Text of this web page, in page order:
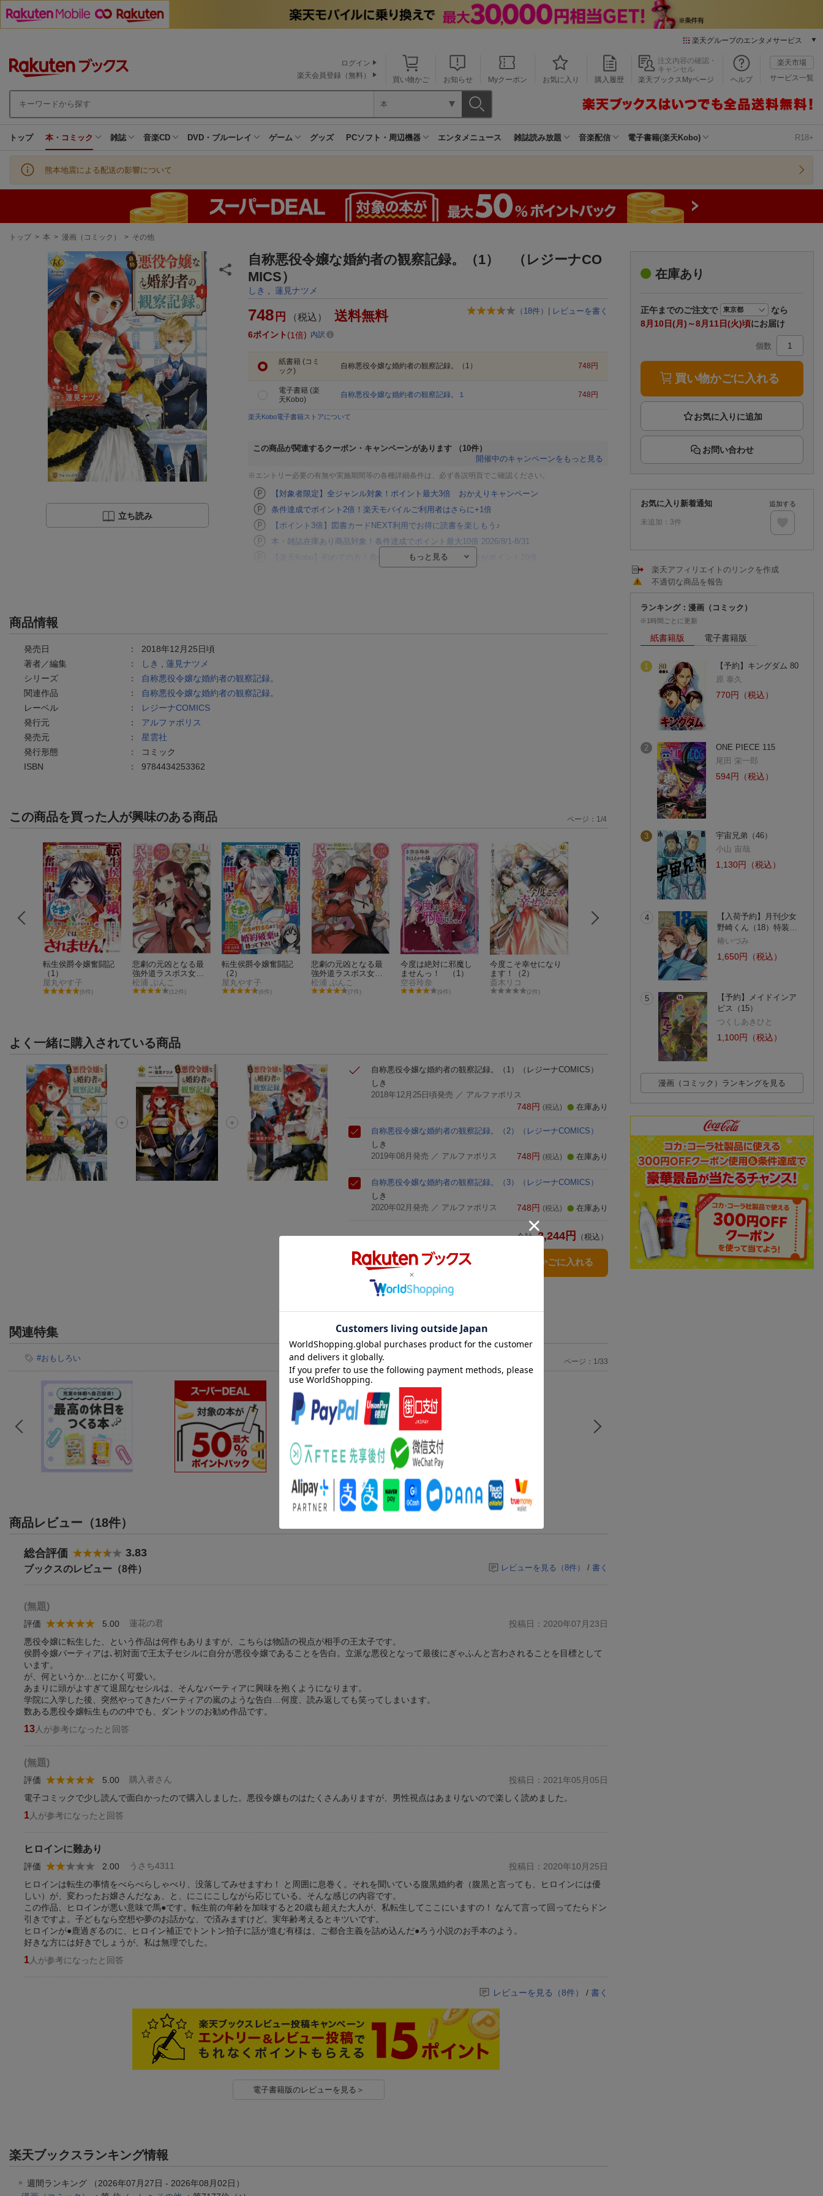
楽天グループのエンタメサービス
本/ゲーム/CD/DVD
楽天ブックス
楽天Kobo
エンタメニュース
推し楽
買い物かご お知らせ Myクーポン お気に入り 購入履歴
注文内容の確認・
キャンセル
楽天ブックスMyページ
ヘルプ
楽天市場
サービス一覧
ログイン
楽天会員登録（無料）
本
トップ 本・コミック 雑誌 音楽CD DVD・ブルーレイ ゲーム グッズ PCソフト・周辺機器 エンタメニュース 雑誌読み放題 音楽配信 電子書籍(楽天Kobo) R18+
熊本地震による配送の影響について
現
トップ > 本 > 漫画（コミック） > その他
立ち読み
自称悪役令嬢な婚約者の観察記録。（1） （レジーナCO
MICS）
しき 蓮見ナツメ
（ 18件） | レビューを書く
748 円 （税込） 送料無料
6ポイント 1倍 内訳
紙書籍 (コミ
ック)
自称悪役令嬢な婚約者の観察記録。（1） 748 円
電子書籍 (楽
天Kobo)
自称悪役令嬢な婚約者の観察記録。１ 748 円
楽天Kobo電子書籍ストアについて
この商品が関連するクーポン・キャンペーンがあります
（10件）
開催中のキャンペーンをもっと見る
※エントリー必要の有無や実施期間等の各種詳細条件は、必ず各説明頁でご確認ください。
【対象者限定】全ジャンル対象！ポイント最大3倍 おかえりキャンペーン
条件達成でポイント2倍！楽天モバイルご利用者はさらに+1倍
【ポイント3倍】図書カードNEXT利用でお得に読書を楽しもう♪
本・雑誌在庫あり商品対象！条件達成でポイント最大10倍 2026/8/1-8/31
【楽天Kobo】初めての方！条件達成で楽天ブックス購入分がポイント20倍
商品情報
発売日 ： 2018年12月25日頃
著者／編集
： しき
蓮見ナツメ
シリーズ
：
自称悪役令嬢な婚約者の観察記録。
関連作品
：
自称悪役令嬢な婚約者の観察記録。
レーベル
：
レジーナCOMICS
発行元
： アルファポリス
発売元
： 星雲社
発行形態
：
コミック
ISBN
： 9784434253362
この商品を買った人が興味のある商品
転生侯爵令嬢奮闘記
（1）
屋丸やす子
(6件)
悲劇の元凶となる最
強外道ラスボス女王
は民の為に尽くしま
す。 1巻
松浦 ぶんこ
(12件)
転生侯爵令嬢奮闘記
（2）
屋丸やす子
(6件)
悲劇の元凶となる最
強外道ラスボス女王
は民の為に尽くしま
す。 2巻
松浦 ぶんこ
(7件)
今度は絶対に邪魔し
ませんっ！ （1）
空谷玲奈
(9件)
今度こそ幸せになり
ます！（2）
斎木リコ
(2件)
乙女ゲームの破滅フ
ラグしかない悪役令
嬢に転生してしまっ
た…6巻
ひだか なみ
(11件)
【楽天ブックス
【Blu-ray】(A5キ
ページ： 1/4
よく一緒に購入されている商品
自称悪役令嬢な婚約者の観察記録。（1）
（レジーナCOMICS）
しき
2018年12月25日頃発売 ／ アルファポリス
748円 (税込) 在庫あり
自称悪役令嬢な婚約者の観察記録。（2）
（レジーナCOMICS）
しき
2019年08月発売 ／ アルファポリス 748円 (税込) 在庫あり
自称悪役令嬢な婚約者の観察記録。（3）
（レジーナCOMICS）
しき
2020年02月発売 ／ アルファポリス 748円 (税込) 在庫あり
合計 2,244 円 （税込）
3点とも買い物かごに入れる
関連特集
#おもしろい ページ：1/33
商品レビュー（18件）
総合評価 3.83
ブックスのレビュー（8件） レビューを見る（8件） / 書く
(無題)
蓮花の君
評価 5.00
投稿日：2020年07月23日
悪役令嬢に転生した、という作品は何作もありますが、こちらは物語の視点が相手の王太子です。
侯爵令嬢バーティアは､初対面で王太子セシルに自分が悪役令嬢であることを告白。立派な悪役となって最後にぎゃふんと言わされることを目標として
います。
が、何というか…とにかく可愛い。
あまりに頭がよすぎて退屈なセシルは、そんなバーティアに興味を抱くようになります。
学院に入学した後、突然やってきたバーティアの嵐のような告白…何度、読み返しても笑ってしまいます。
数ある悪役令嬢転生ものの中でも、ダントツのお勧め作品です。
13 人が参考になったと回答
(無題)
購入者さん
評価 5.00
投稿日：2021年05月05日
電子コミックで少し読んで面白かったので購入しました。悪役令嬢ものはたくさんありますが、男性視点はあまりないので楽しく読めました。
1 人が参考になったと回答
ヒロインに難あり
うさち4311
評価 2.00
投稿日：2020年10月25日
ヒロインは転生の事情をべらべらしゃべり、没落してみせますわ！ と周囲に息巻く。それを聞いている腹黒婚約者（腹黒と言っても、ヒロインには優
しい）が、変わったお嬢さんだなぁ、と、にこにこしながら応じている。そんな感じの内容です。
この作品、ヒロインが悪い意味で馬●です。転生前の年齢を加味すると20歳も超えた大人が、私転生してここにいますの！ なんて言って回ってたらドン
引きですよ。子どもなら空想や夢のお話かな、で済みますけど。実年齢考えるとキツいです。
ヒロインが●鹿過ぎるのに、ヒロイン補正でトントン拍子に話が進む有様は、ご都合主義を詰め込んだ●ろう小説のお手本のよう。
好きな方には好きでしょうが、私は無理でした。
1 人が参考になったと回答
レビューを見る（8件） / 書く
電子書籍版のレビューを見る＞
楽天ブックスランキング情報
週間ランキング （2026年07月27日 - 2026年08月02日）
在庫あり
正午までのご注文で
なら
8月10日(月)～8月11日(火)頃にお届け
個数
買い物かごに入れる
お問い合わせ
お気に入り新着通知
未追加： 3件
追加する
楽天アフィリエイトのリンクを作成
不適切な商品を報告
ランキング：漫画（コミック）
※1時間ごとに更新
紙書籍版 電子書籍版
1
【予約】キングダム 80
原 泰久
770円（税込）
2
ONE PIECE 115
尾田 栄一郎
594円（税込）
3
宇宙兄弟（46）
小山 宙哉
1,130円（税込）
4
【入荷予約】月刊少女
野崎くん（18）特装…
椿いづみ
1,650円（税込）
5
【予約】メイドインア
ビス（15）
つくしあきひと
1,100円（税込）
漫画（コミック）ランキングを見る